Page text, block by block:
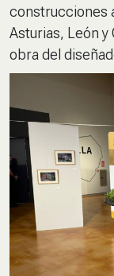
construcciones
Asturias, León y
obra del